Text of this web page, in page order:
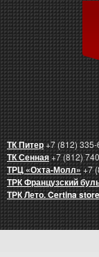
ТК Питер+7 (812) 335-
ТК Сенная+7 (812)
ТРЦ «Охта-Молл»+7
ТРК Французский
ТРК Лето. Certina